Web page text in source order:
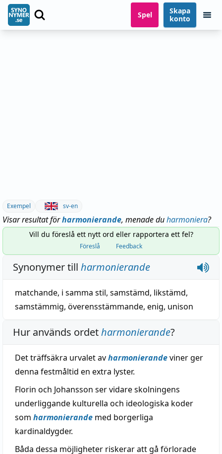
Spel
Skapa
konto
Exempel sv-en
Visar resultat förharmonierande, menade duharmoniera?
Vill du föreslå ett nytt ord eller rapportera ett fel?
Föreslå Feedback
Synonymer till harmonierande
matchande, i samma stil, samstämd, likstämd,
samstämmig, överensstämmande, enig, unison
Hur används ordetharmonierande?
Det träffsäkra urvalet avharmonierandeviner ger
denna festmåltid en extra lyster.
Florin och Johansson ser vidare skolningens
underliggande kulturella och ideologiska koder
som harmonierande med borgerliga
kardinaldygder.
Båda dessa möjligheter riskerar att gå förlorade